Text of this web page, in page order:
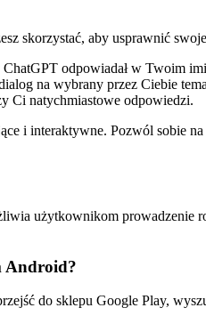
skorzystać, aby usprawnić
odpowiadał w Twoim
na wybrany przez Ciebie
Ci natychmiastowe odpowiedzi.
i interaktywne. Pozwól sobie
użytkownikom
Android?
do sklepu Google Play,